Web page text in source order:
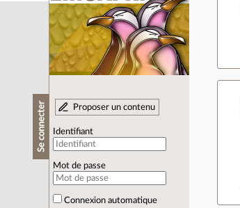
Se connecter Proposer un contenu
Identifiant
Mot de passe
Connexion automatique